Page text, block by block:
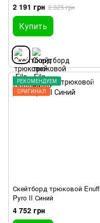
2 191 грн 2 325 грн
Купить
РЕКОМЕНДУЕМ
ОРИГИНАЛ
Скейтборд трюковой Enuff
Pyro II Синий
4 752 грн